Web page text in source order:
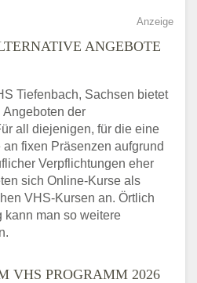
Anzeige
ANGEBOTE
Tiefenbach, Sachsen bietet
der
all diejenigen, für die eine
fixen Präsenzen aufgrund
Verpflichtungen eher
sich Online-Kurse als
VHS-Kursen an. Örtlich
kann man so weitere
VHS PROGRAMM 2026